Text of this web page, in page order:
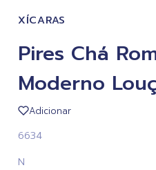
XÍCARAS
Pires Chá
Moderno
Adicionar
6634
N